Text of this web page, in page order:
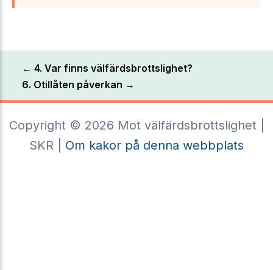
← 4. Var finns välfärdsbrottslighet?
6. Otillåten påverkan →
Copyright © 2026 Mot välfärdsbrottslighet |
SKR | Om kakor på denna webbplats